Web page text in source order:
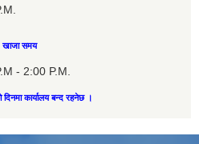
खाजा समय
- 2:00 P.M.
दिनमा कार्यालय बन्द रहनेछ ।